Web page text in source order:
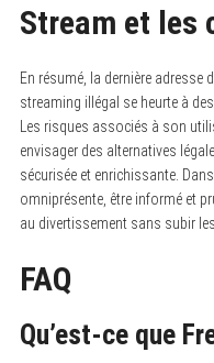
Stream et les
En résumé, la dernière adresse
streaming illégal se heurte à
Les risques associés à son
envisager des alternatives
sécurisée et enrichissante.
omniprésente, être informé et
au divertissement sans subir
FAQ
Qu’est-ce que